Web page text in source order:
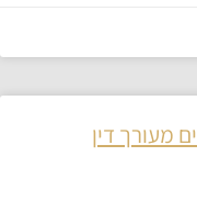
מעורך דין